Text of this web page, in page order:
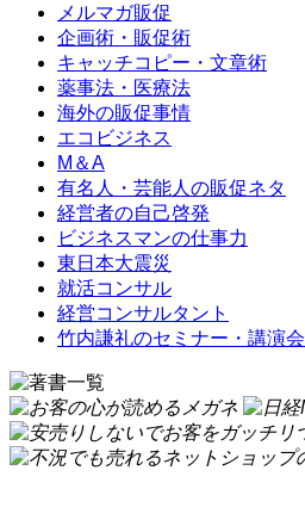
メルマガ販促
企画術・販促術
キャッチコピー・文章術
薬事法・医療法
海外の販促事情
エコビジネス
M＆A
有名人・芸能人の販促ネタ
経営者の自己啓発
ビジネスマンの仕事力
東日本大震災
就活コンサル
経営コンサルタント
竹内謙礼のセミナー・講演会